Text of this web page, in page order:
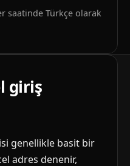
saatinde Türkçe olarak
giriş
genellikle basit bir
adres denenir,